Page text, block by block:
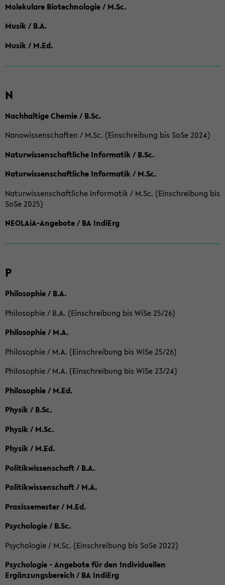
Molekulare Biotechnologie / M.Sc.
Musik / B.A.
Musik / M.Ed.
N
Nachhaltige Chemie / B.Sc.
Nanowissenschaften / M.Sc. (Einschreibung bis SoSe 2024)
Naturwissenschaftliche Informatik / B.Sc.
Naturwissenschaftliche Informatik / M.Sc.
Naturwissenschaftliche Informatik / M.Sc. (Einschreibung bis
SoSe 2025)
NEOLAiA-Angebote / BA IndiErg
P
Philosophie / B.A.
Philosophie / B.A. (Einschreibung bis WiSe 25/26)
Philosophie / M.A.
Philosophie / M.A. (Einschreibung bis WiSe 25/26)
Philosophie / M.A. (Einschreibung bis WiSe 23/24)
Philosophie / M.Ed.
Physik / B.Sc.
Physik / M.Sc.
Physik / M.Ed.
Politikwissenschaft / B.A.
Politikwissenschaft / M.A.
Praxissemester / M.Ed.
Psychologie / B.Sc.
Psychologie / M.Sc. (Einschreibung bis SoSe 2022)
Psychologie - Angebote für den Individuellen
Ergänzungsbereich / BA IndiErg